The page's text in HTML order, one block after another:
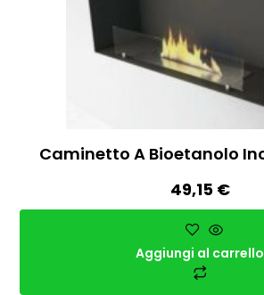
Caminetto A Bioetanolo
49,15 €
Aggiungi al carrello